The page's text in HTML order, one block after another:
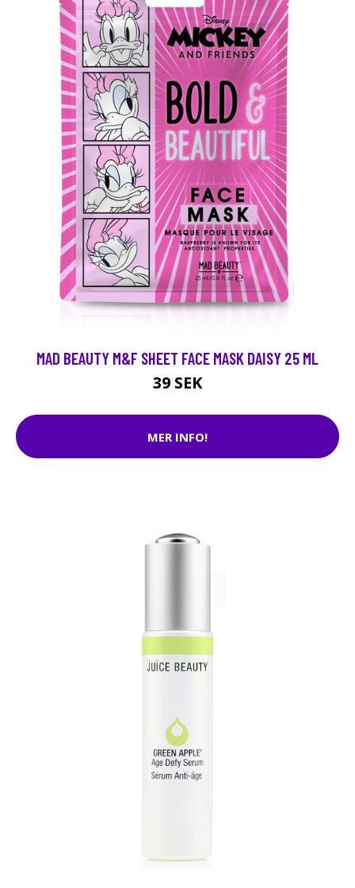
MAD BEAUTY M&F SHEET FACE MASK DAISY 25 ML
39 SEK
MER INFO!